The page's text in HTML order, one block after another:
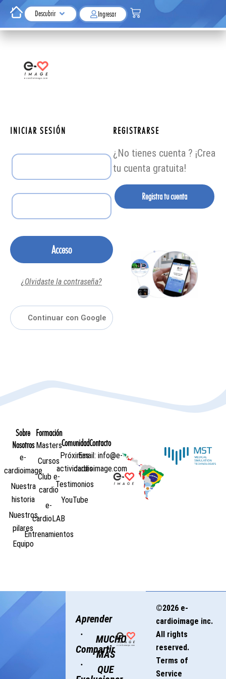
Descubrir Ingresar
INICIAR SESIÓN
Acceso
¿Olvidaste la contraseña?
REGISTRARSE
¿No tienes cuenta ? ¡Crea
tu cuenta gratuita!
Registra tu cuenta
Sobre
Nosotros
e-
cardioimage
Nuestra
historia
Nuestros
pilares
Equipo
Formación
Masters
Cursos
Club e-
cardio
e-
cardioLAB
Entrenamientos
Comunidad
Próximas
actividades
Testimonios
YouTube
Contacto
Email: info@e-
cardioimage.com
Aprender
·
Compartir
·
MUCHO
MÁS
QUE
©2026 e-
cardioimage inc.
All rights
reserved.
Terms of
Service